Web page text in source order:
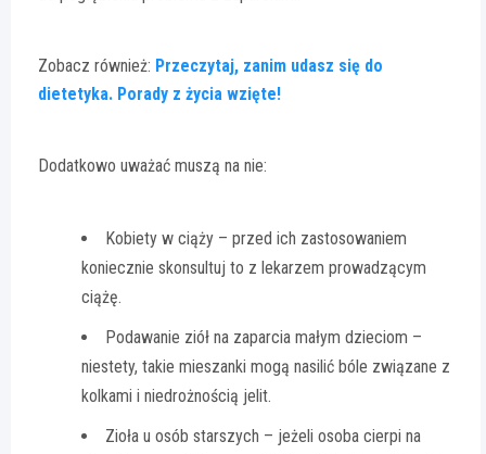
Zobacz również: Przeczytaj, zanim udasz się do
dietetyka. Porady z życia wzięte!
Dodatkowo uważać muszą na nie:
Kobiety w ciąży – przed ich zastosowaniem
koniecznie skonsultuj to z lekarzem prowadzącym
ciążę.
Podawanie ziół na zaparcia małym dzieciom –
niestety, takie mieszanki mogą nasilić bóle związane z
kolkami i niedrożnością jelit.
Zioła u osób starszych – jeżeli osoba cierpi na